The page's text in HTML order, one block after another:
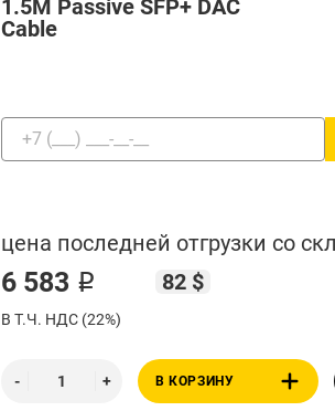
1.5M Passive SFP+ DAC
Cable
цена последней отгрузки со
6 583 ₽ 82 $
В Т.Ч. НДС (22%)
В КОРЗИНУ